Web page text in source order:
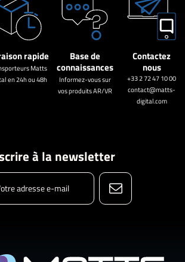
rapide
Matts
en 24h ou 48h
Base de
connaissances
Informez-vous sur
vos produits AR/VR
Contactez
nous
+33 2 72 47 10 00
contact@matts-
digital.com
à la newsletter